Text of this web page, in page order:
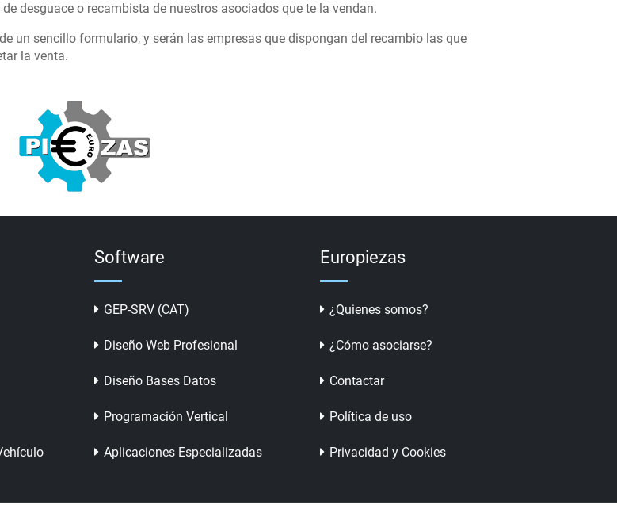
desguace o recambista de nuestros asociados que te la vendan.
un sencillo formulario, y serán las empresas que dispongan del recambio las que
la venta.
Software
GEP-SRV (CAT)
Diseño Web Profesional
Diseño Bases Datos
Programación Vertical
Aplicaciones Especializadas
Europiezas
¿Quienes somos?
¿Cómo asociarse?
Contactar
Política de uso
Privacidad y Cookies